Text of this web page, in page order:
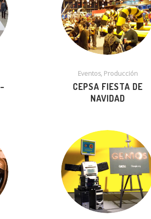
Eventos, Producción
CEPSA FIESTA DE
NAVIDAD